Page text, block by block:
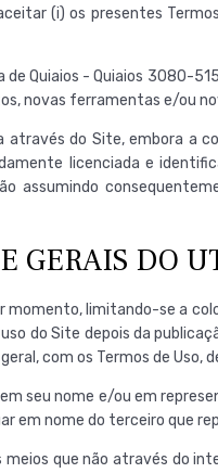
(i) os presentes
Quiaios - Quiaios 3080-
novas ferramentas e/ou
através do Site, embora
licenciada e
GERAIS DO
limitando-se a
do Site depois da
com os Termos de Uso,
seu nome e/ou em
em nome do terceiro que
que não através do